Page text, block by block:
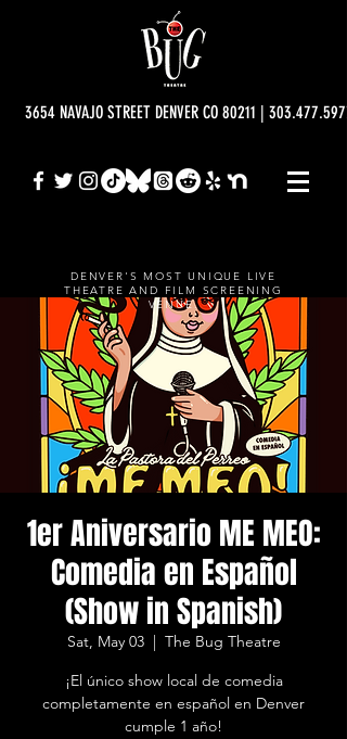
3654 NAVAJO STREET DENVER CO 80211 |
DENVER'S MOST UNIQUE LIVE
THEATRE AND FILM SCREENING
VENUE.
1er Aniversario ME MEO:
Comedia en Español
(Show in Spanish)
Sat, May 03
  |
The Bug Theatre
¡El único show local de comedia
completamente en español en Denver
cumple 1 año!